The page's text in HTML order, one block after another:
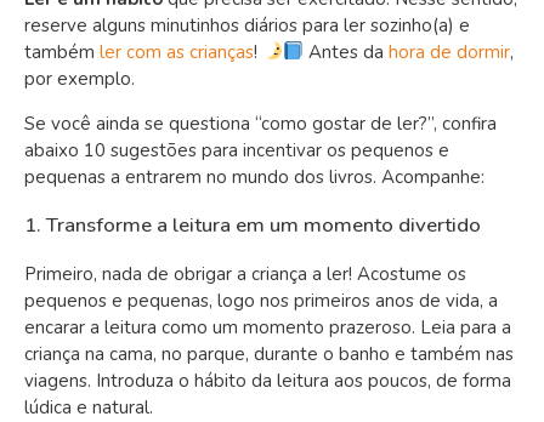
reserve alguns minutinhos diários para ler sozinho(a) e
também ler com as crianças! Antes dahora de dormir,
por exemplo.
Se você ainda se questiona “como gostar de ler?”, confira
abaixo 10 sugestões para incentivar os pequenos e
pequenas a entrarem no mundo dos livros. Acompanhe:
1. Transforme a leitura em um momento divertido
Primeiro, nada de obrigar a criança a ler! Acostume os
pequenos e pequenas, logo nos primeiros anos de vida, a
encarar a leitura como um momento prazeroso. Leia para a
criança na cama, no parque, durante o banho e também nas
viagens. Introduza o hábito da leitura aos poucos, de forma
lúdica e natural.